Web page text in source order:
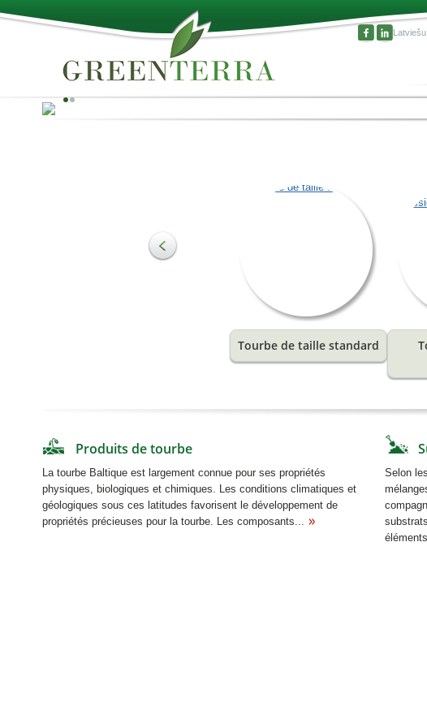
Latviešu
Le meilleur de la Nature!
La tourbe peut être utilisée comme matière première pour
produire des substrats et répondre aux besoins de
l'agriculture et de l'horticulture. Les composants les plus
importants du sol sont les substances organiques, qui font
la structure du sol et sont les stimulants essentiels de la
croissance. Elles offrent une combinaison idéale d'eau et